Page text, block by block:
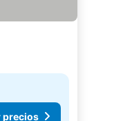
precios